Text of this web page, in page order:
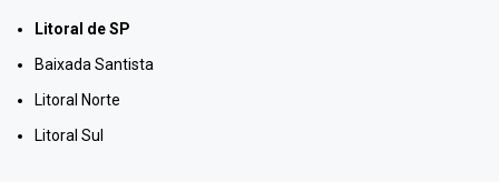
Litoral de SP
Baixada Santista
Litoral Norte
Litoral Sul